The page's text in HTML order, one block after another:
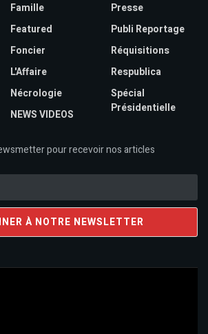
Famille
Featured
Foncier
L'Affaire
Nécrologie
NEWS VIDEOS
Presse
Publi Reportage
Réquisitions
Respublica
Spécial
Présidentielle
pour recevoir nos articles